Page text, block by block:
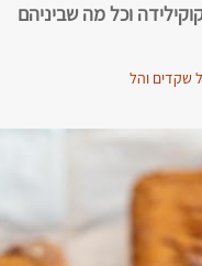
וכל מה שביניהם
שקדים והל